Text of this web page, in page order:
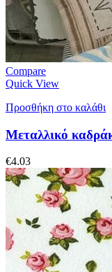
Compare
Quick View
Προσθήκη στο καλάθι
Μεταλλικό
€4.03